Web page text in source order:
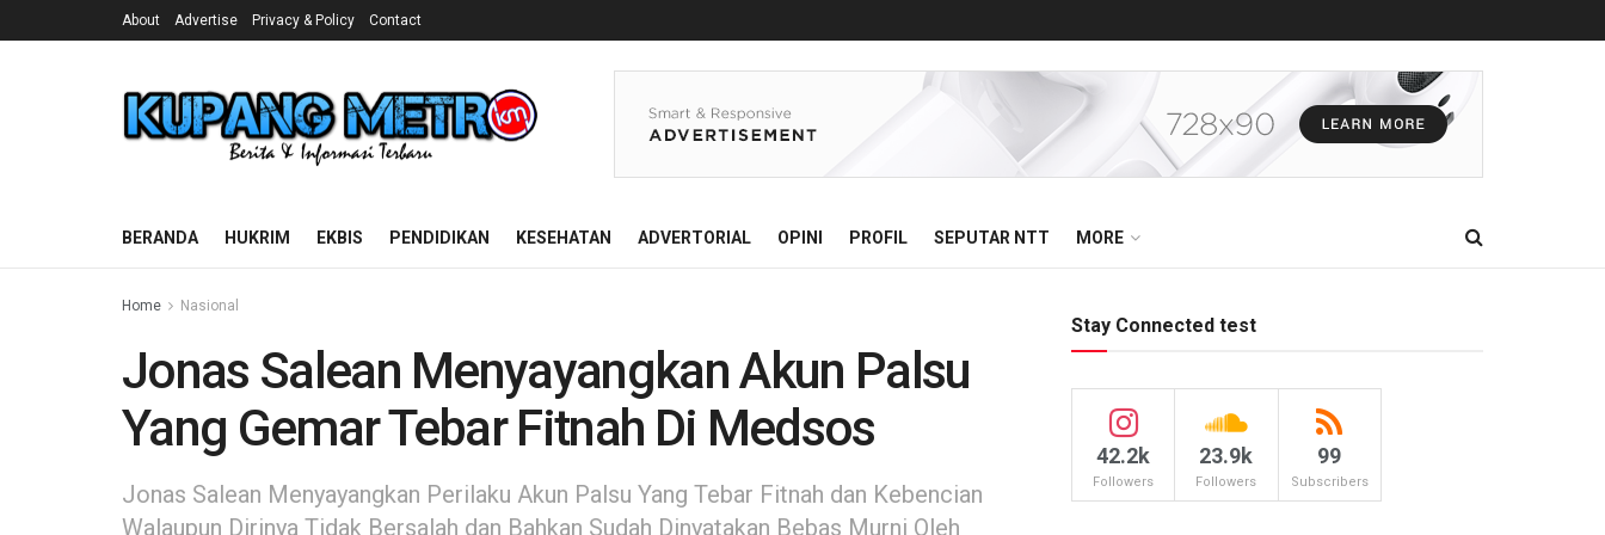
About Advertise Privacy & Policy Contact
BERANDA HUKRIM EKBIS PENDIDIKAN KESEHATAN ADVERTORIAL OPINI PROFIL SEPUTAR NTT MORE
Home Nasional
Jonas Salean Menyayangkan Akun Palsu
Yang Gemar Tebar Fitnah Di Medsos
Jonas Salean Menyayangkan Perilaku Akun Palsu Yang Tebar Fitnah dan Kebencian
Walaupun Dirinya Tidak Bersalah dan Bahkan Sudah Dinyatakan Bebas Murni Oleh
Stay Connected test
42.2k
Followers
23.9k
Followers
99
Subscribers